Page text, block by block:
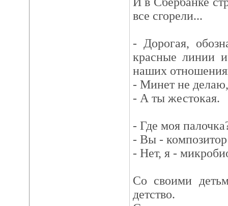
все сгорели...
- Дорогая,
красные линии
наших
- Минет не
- А ты жестокая.
- Где моя
- Вы -
- Нет, я -
Со своими
детство.